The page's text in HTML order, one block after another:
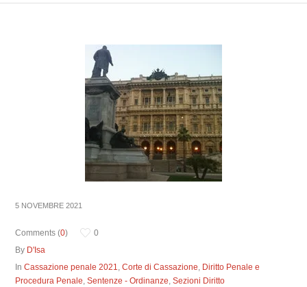
5 NOVEMBRE 2021
Comments (0)
0
By D'Isa
InCassazione penale 2021,Corte di Cassazione, Diritto Penale e
Procedura Penale,Sentenze - Ordinanze,Sezioni Diritto